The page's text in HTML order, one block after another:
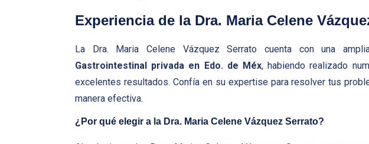
Experiencia de la Dra. Maria Celene
La Dra. Maria Celene Vázquez Serrato cuenta con una
Gastrointestinal privada en Edo. de Méx, habiendo realizado
excelentes resultados. Confía en su expertise para resolver tus
manera efectiva.
¿Por qué elegir a la Dra. Maria Celene Vázquez Serrato?